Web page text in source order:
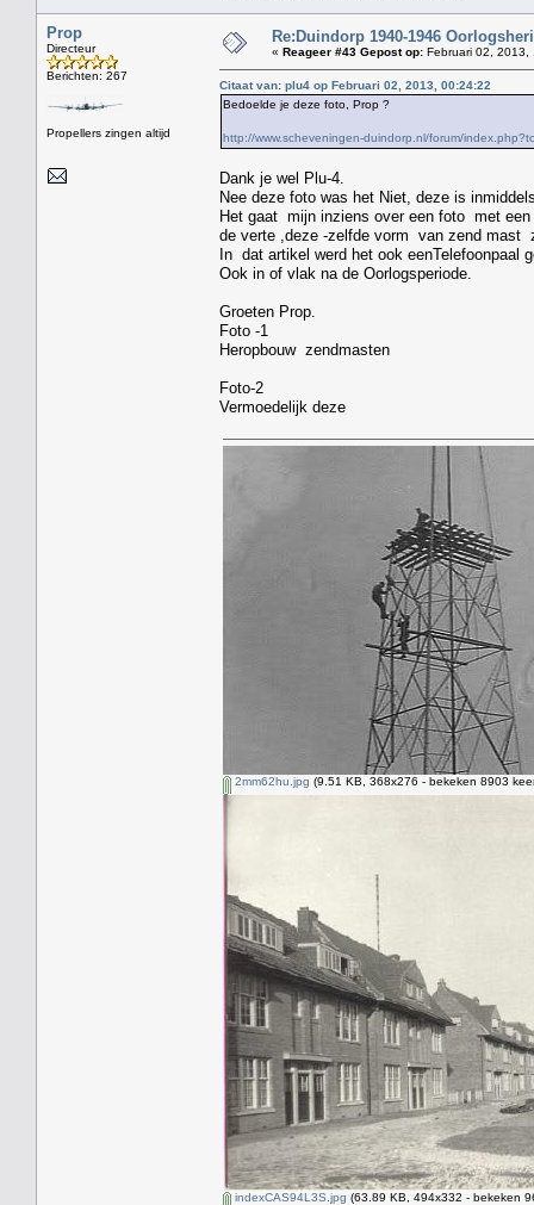
Prop
Directeur
Berichten: 267
Propellers zingen altijd
Re:Duindorp 1940-1946
« Reageer #43 Gepost op: Februari 02, 2013,
Citaat van: plu4 op Februari 02, 2013, 00:24:22
Bedoelde je deze foto, Prop ?
http://www.scheveningen-duindorp.nl/forum/
Dank je wel Plu-4.
Nee deze foto was het Niet, deze is
Het gaat mijn inziens over een foto met een
de verte ,deze -zelfde vorm van zend mast
In dat artikel werd het ook eenTelefoonpaal
Ook in of vlak na de Oorlogsperiode.
Groeten Prop.
Foto -1
Heropbouw zendmasten
Foto-2
Vermoedelijk deze
2mm62hu.jpg (9.51 KB, 368x276 - bekeken 8903
indexCAS94L3S.jpg (63.89 KB, 494x332 - bekeken